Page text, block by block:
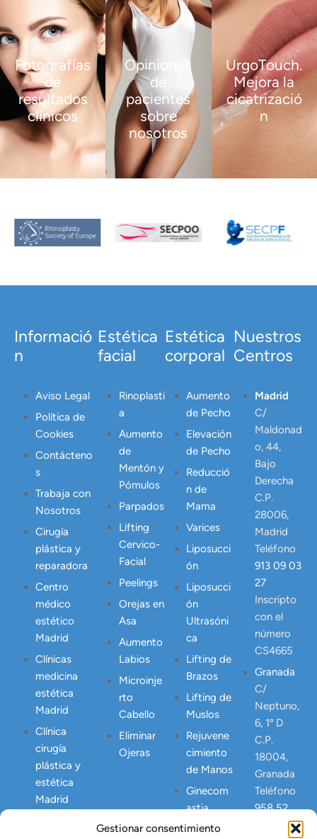
Gestionar consentimiento
Fotografías
de
resultados
clínicos
VER
MÁS
Opiniones
de
pacientes
sobre
nosotros
VER
MÁS
UrgoTouch.
Mejora la
cicatrizació
n
VER
MÁS
Informació
n
Aviso Legal
Política de
Cookies
Contácteno
s
Trabaja con
Nosotros
Cirugía
plástica y
reparadora
Centro
médico
estético
Madrid
Clínicas
medicina
estética
Madrid
Clínica
cirugía
plástica y
estética
Madrid
Estética
facial
Rinoplasti
a
Aumento
de
Mentón y
Pómulos
Parpados
Lifting
Cervico-
Facial
Peelings
Orejas en
Asa
Aumento
Labios
Microinje
rto
Cabello
Eliminar
Ojeras
Estética
corporal
Aumento
de Pecho
Elevación
de Pecho
Reducció
n de
Mama
Varices
Liposucci
ón
Liposucci
ón
Ultrasóni
ca
Lifting de
Brazos
Lifting de
Muslos
Rejuvene
cimiento
de Manos
Ginecom
astia
Correcció
Nuestros
Centros
Madrid
C/
Maldonad
o, 44,
Bajo
Derecha
C.P.
28006,
Madrid
Teléfono
913 09 03
27
Inscripto
con el
número
CS4665
Granada
C/
Neptuno,
6, 1º D
C.P.
18004,
Granada
Teléfono
958 52